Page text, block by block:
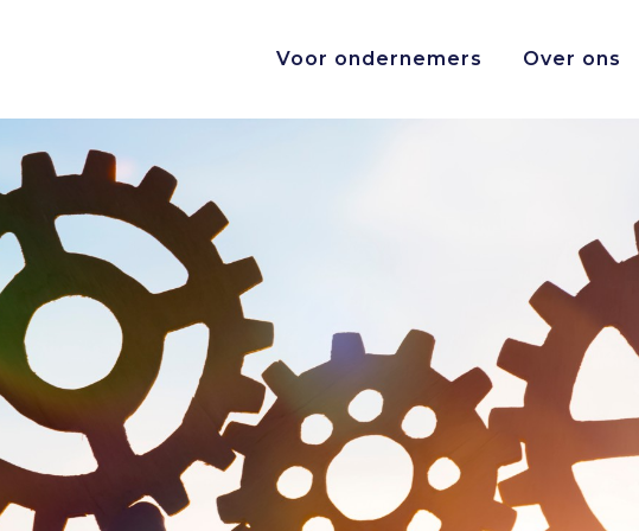
Voor ondernemers Over ons